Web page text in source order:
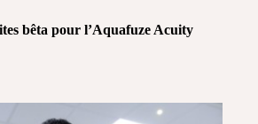
bêta pour l’Aquafuze Acuity